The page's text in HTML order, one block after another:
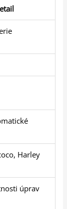
Harley
úprav